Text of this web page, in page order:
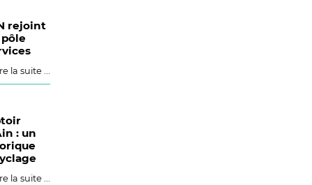
rejoint
pôle
la suite ...
: un
la suite ...